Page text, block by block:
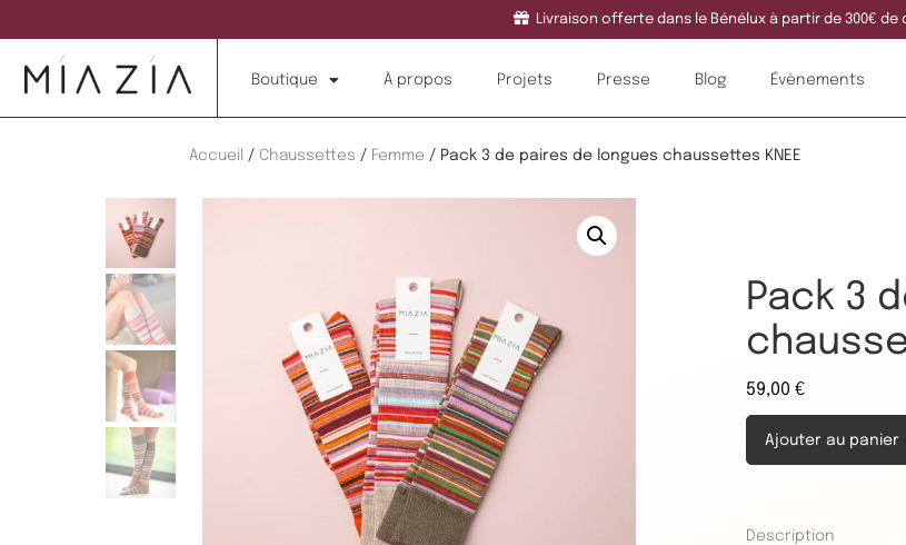
Livraison offerte dans le Bénélux à partir de 300€ de
Boutique À propos Projets Presse Blog Évènements
Accueil /Chaussettes / Femme / Pack 3 de paires de longues chaussettes KNEE
Pack 3
59,00€
Ajouter au panier
Description